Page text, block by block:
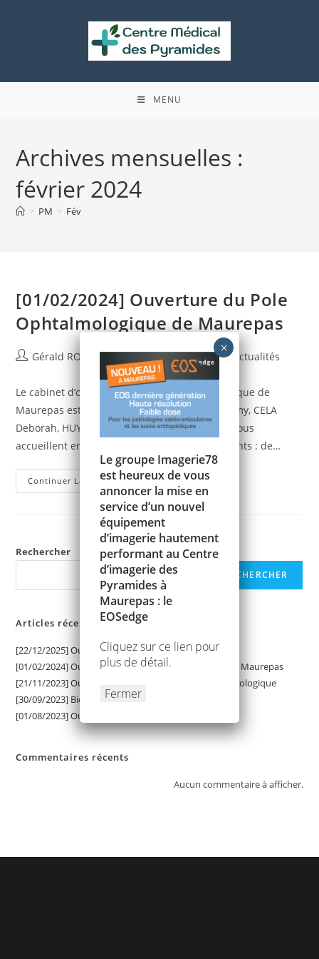
MENU
Archives mensuelles :
février 2024
> PM > Fév
[01/02/2024] Ouverture du Pole
Ophtalmologique de Maurepas
Auteur/autrice
la
publication :
Gérald ROUSSEL
Publication
publiée :
1 février 2024
Post Actualités
Le cabinet d’ophtalmologie, Pole Ophtalmologique de
Maurepas est ouvert Les docteurs AGBESSI Lémy, CELA
Deborah, HUYNH Odile, et HUBAULT Béatrice vous
accueillent en consultation, ainsi que les patients : de…
Continuer La Lecture [01/02/2024]
Ouverture
Du
Pole
Ophtalmologique
De
Maurepas
Rechercher
RECHERCHER
Articles récents
[22/12/2025] Ouverture d’une seconde IRM
[01/02/2024] Ouverture du Pole Ophtalmologique de Maurepas
[21/11/2023] Ouverture prochaine d’un pôle ophtalmologique
[30/09/2023] Bienvenue aux 4 nouveaux praticiens !
[01/08/2023] Ouverture d’une IRM
Commentaires récents
Aucun commentaire à afficher.
Le groupe Imagerie78
est heureux de vous
annoncer la mise en
service d’un nouvel
équipement
d’imagerie hautement
performant au Centre
d’imagerie des
Pyramides à
Maurepas : le
EOSedge
Cliquez sur ce lien pour
plus de détail.
Fermer